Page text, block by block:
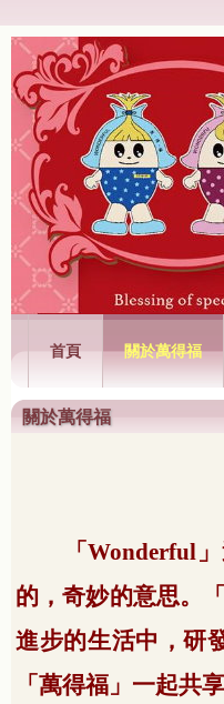
萬得福興業
首頁 關於萬得福
關於萬得福
「Wonderful
的，奇妙的意思。
進步的生活中，研
「萬得福」一起共